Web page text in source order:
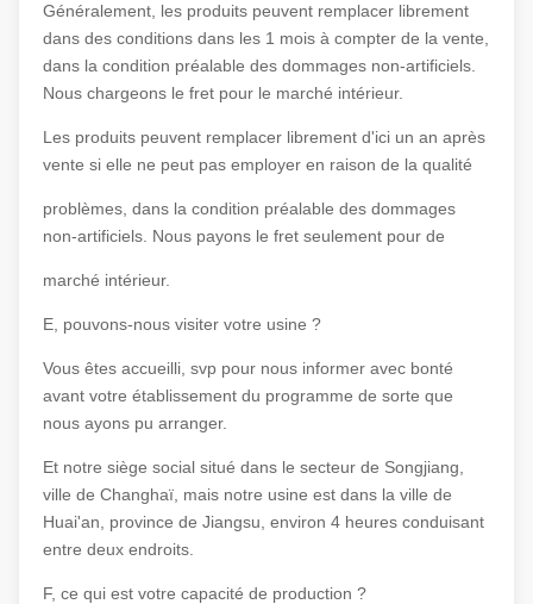
Généralement, les produits peuvent remplacer librement
dans des conditions dans les 1 mois à compter de la vente,
dans la condition préalable des dommages non-artificiels.
Nous chargeons le fret pour le marché intérieur.
Les produits peuvent remplacer librement d'ici un an après
vente si elle ne peut pas employer en raison de la qualité
problèmes, dans la condition préalable des dommages
non-artificiels. Nous payons le fret seulement pour de
marché intérieur.
E, pouvons-nous visiter votre usine ?
Vous êtes accueilli, svp pour nous informer avec bonté
avant votre établissement du programme de sorte que
nous ayons pu arranger.
Et notre siège social situé dans le secteur de Songjiang,
ville de Changhaï, mais notre usine est dans la ville de
Huai'an, province de Jiangsu, environ 4 heures conduisant
entre deux endroits.
F, ce qui est votre capacité de production ?